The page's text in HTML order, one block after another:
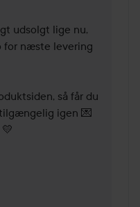
udsolgt lige nu,
for næste levering
så får du
igen 💌